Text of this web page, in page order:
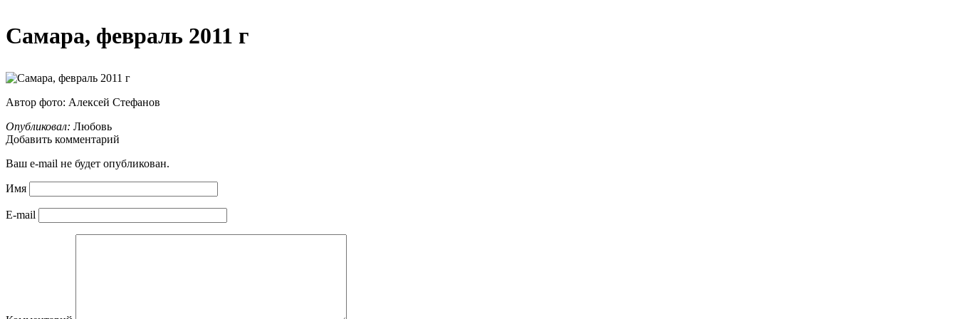
Самара, февраль 2011 г
Автор фото: Алексей Стефанов
Опубликовал: Любовь
Добавить комментарий
Ваш e-mail не будет опубликован.
Имя
E-mail